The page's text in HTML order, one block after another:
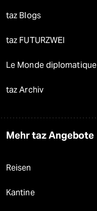
taz Blogs
taz FUTURZWEI
Le Monde diplomatique
taz Archiv
Mehr taz Angebote
Reisen
Kantine